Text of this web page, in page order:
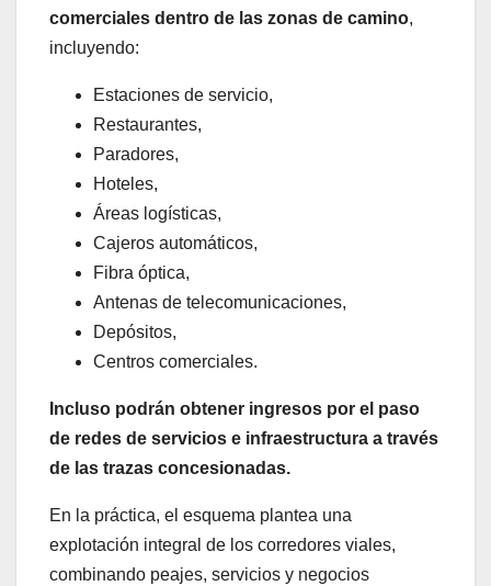
comerciales dentro de las zonas de camino,
incluyendo:
Estaciones de servicio,
Restaurantes,
Paradores,
Hoteles,
Áreas logísticas,
Cajeros automáticos,
Fibra óptica,
Antenas de telecomunicaciones,
Depósitos,
Centros comerciales.
Incluso podrán obtener ingresos por el paso
de redes de servicios e infraestructura a través
de las trazas concesionadas.
En la práctica, el esquema plantea una
explotación integral de los corredores viales,
combinando peajes, servicios y negocios